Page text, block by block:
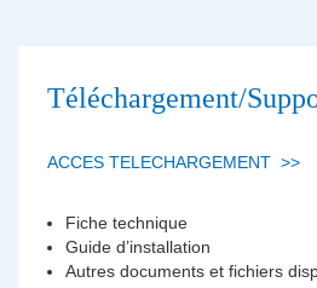
Téléchargement/
ACCES TELECHARGEMENT >>
Fiche technique
Guide d’installation
Autres documents et fichiers